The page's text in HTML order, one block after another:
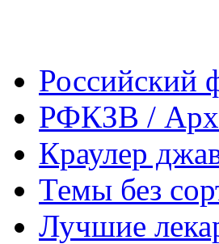
Российский
РФКЗВ /
Краулер
Темы без
Лучшие